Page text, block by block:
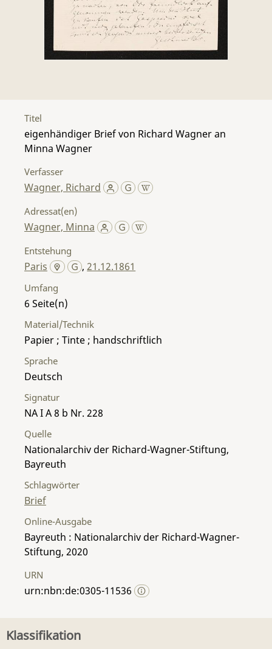
Titel
eigenhändiger Brief von Richard Wagner an
Minna Wagner
Verfasser
Wagner, Richard
Adressat(en)
Wagner, Minna
Entstehung
Paris ,21.12.1861
Umfang
6
Material/Technik
Papier ; Tinte ; handschriftlich
Sprache
Deutsch
Signatur
NA I A 8 b Nr. 228
Quelle
Nationalarchiv der Richard-Wagner-Stiftung,
Bayreuth
Schlagwörter
Brief
Online-Ausgabe
Bayreuth : Nationalarchiv der Richard-Wagner-
Stiftung, 2020
URN
urn:nbn:de:0305-11536
Klassifikation